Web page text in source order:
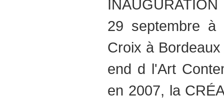
29 septembre à
Croix à
end d l'Art
en 2007, la